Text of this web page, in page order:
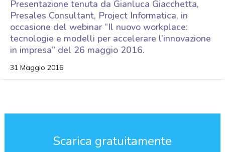
Presentazione tenuta da Gianluca Giacchetta,
Presales Consultant, Project Informatica, in
occasione del webinar “Il nuovo workplace:
tecnologie e modelli per accelerare l’innovazione
in impresa” del 26 maggio 2016.
31 Maggio 2016
Scarica gratuitamente